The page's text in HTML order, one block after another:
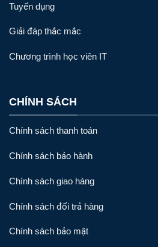
Tuyển dụng
Giải đáp thắc mắc
Chương trình học viên IT
CHÍNH SÁCH
Chính sách thanh toán
Chính sách bảo hành
Chính sách giao hàng
Chính sách đổi trả hàng
Chính sách bảo mật